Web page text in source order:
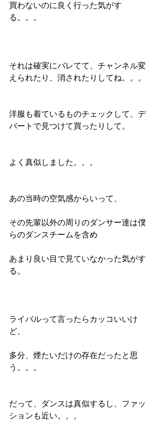
買わないのに良く行った気がす
る。。。
それは確実にバレてて、チャンネル変
えられたり、消されたりしてね。。。
洋服も着ているものチェックして、デ
パートで見つけて買ったりして。
よく真似しました。。。
あの当時の空気感からいって、
その先輩以外の周りのダンサー達は僕
らのダンスチームを含め
あまり良い目で見ていなかった気がす
る。
ライバルって言ったらカッコいいけ
ど、
多分、煙たいだけの存在だったと思
う。。。
だって、ダンスは真似するし、ファッ
ションも近い。。。